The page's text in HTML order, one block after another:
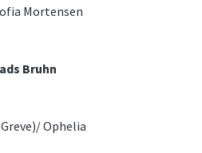
Mortensen
Bruhn
Ophelia